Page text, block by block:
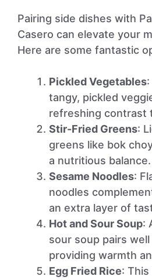
Pairing side dishes with
Casero can elevate your
Here are some fantastic
Pickled Vegetables
tangy, pickled
refreshing contrast
Stir-Fried Greens:
greens like bok
a nutritious balance.
Sesame Noodles:
noodles
an extra layer of
Hot and Sour Soup:
sour soup pairs
providing warmth
Egg Fried Rice: